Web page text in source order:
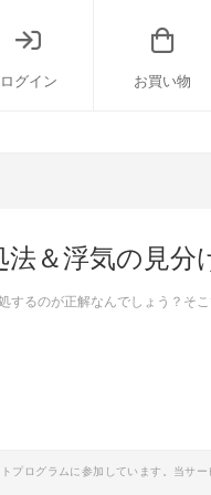
ログイン お買い物
＆浮気の見分
するのが正解なんでしょう？そ
プログラムに参加しています。当サー